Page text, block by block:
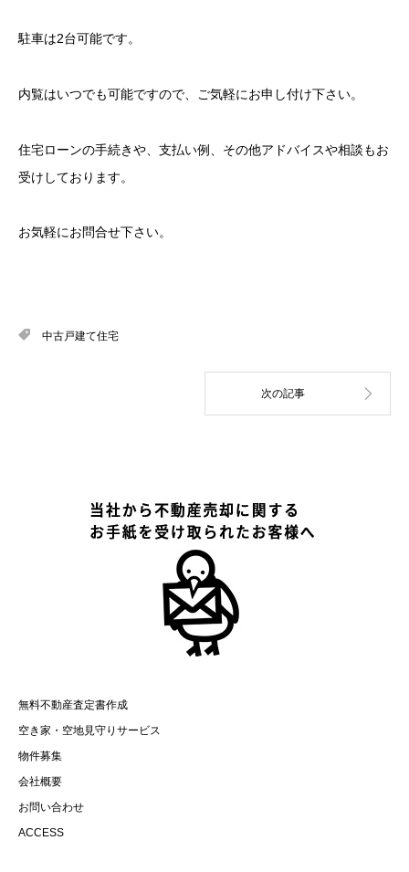
駐車は2台可能です。
内覧はいつでも可能ですので、ご気軽にお申し付け下さい。
住宅ローンの手続きや、支払い例、その他アドバイスや相談もお
受けしております。
お気軽にお問合せ下さい。
中古戸建て住宅
無料不動産査定書作成
空き家・空地見守りサービス
物件募集
会社概要
お問い合わせ
ACCESS